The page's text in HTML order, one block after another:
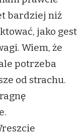
bardziej niż
jako gest
Wiem, że
potrzeba
od strachu.